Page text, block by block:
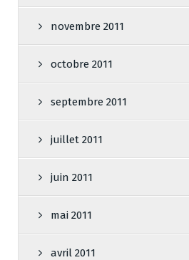
novembre 2011
octobre 2011
septembre 2011
juillet 2011
juin 2011
mai 2011
avril 2011